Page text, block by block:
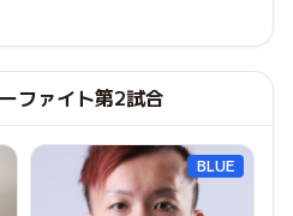
ファイト第2試合
BLUE